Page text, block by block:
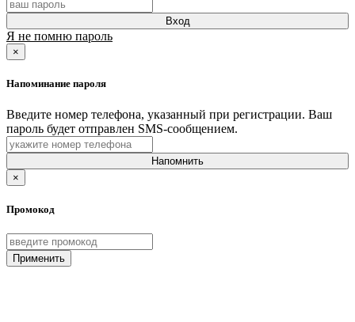
Вход
Я не помню пароль
×
Напоминание пароля
Введите номер телефона, указанный при регистрации. Ваш
пароль будет отправлен SMS-сообщением.
Напомнить
×
Промокод
Применить